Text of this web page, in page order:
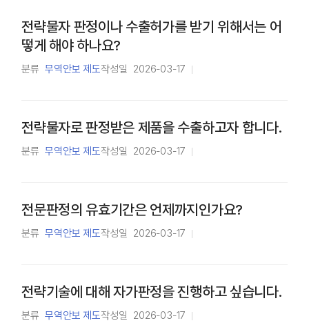
전략물자 판정이나 수출허가를 받기 위해서는 어
떻게 해야 하나요?
분류 무역안보 제도작성일 2026-03-17
전략물자로 판정받은 제품을 수출하고자 합니다.
분류 무역안보 제도작성일 2026-03-17
전문판정의 유효기간은 언제까지인가요?
분류 무역안보 제도작성일 2026-03-17
전략기술에 대해 자가판정을 진행하고 싶습니다.
분류 무역안보 제도작성일 2026-03-17